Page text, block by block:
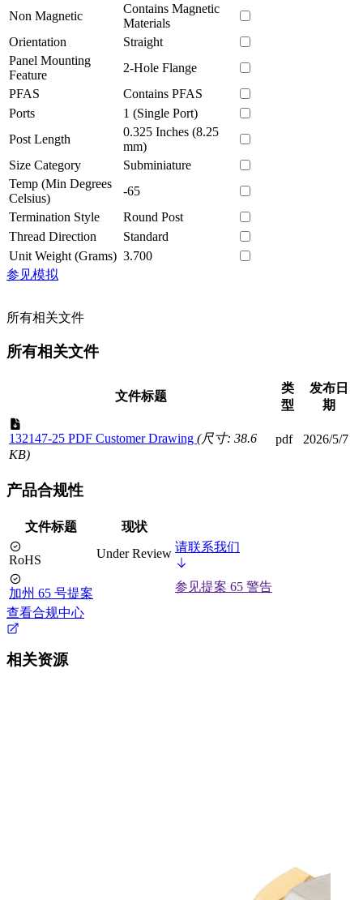
Non Magnetic
Contains Magnetic
Materials
Orientation
Straight
Panel Mounting
Feature
2-Hole Flange
PFAS
Contains PFAS
Ports
1 (Single Port)
Post Length
0.325 Inches (8.25
mm)
Size Category
Subminiature
Temp (Min Degrees
Celsius)
-65
Termination Style
Round Post
Thread Direction
Standard
Unit Weight (Grams) 3.700
参见模拟
所有相关文件
所有相关文件
文件标题
类
型
发布日
期
132147-25 PDF Customer Drawing (尺寸: 38.6
KB)
pdf 2026/5/7
产品合规性
文件标题 现状
RoHS Under Review 请联系我们
加州 65 号提案
参见提案 65 警告
查看合规中心
相关资源